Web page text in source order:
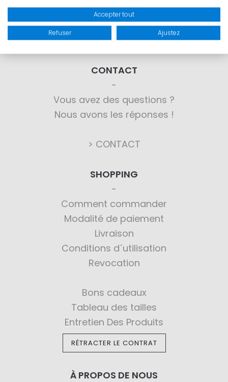
CONTACT
Vous avez des questions ?
Nous avons les réponses !
> CONTACT
SHOPPING
Comment commander
Modalité de paiement
Livraison
Conditions d´utilisation
Revocation
Bons cadeaux
Tableau des tailles
Entretien Des Produits
RÉTRACTER LE CONTRAT
À PROPOS DE NOUS
Accepter tout
Refuser Ajustez